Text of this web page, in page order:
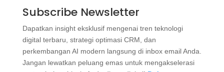
Subscribe Newsletter
Dapatkan insight eksklusif mengenai tren teknologi
digital terbaru, strategi optimasi CRM, dan
perkembangan AI modern langsung di inbox email Anda.
Jangan lewatkan peluang emas untuk mengakselerasi